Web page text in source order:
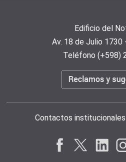
Edificio del
Av. 18 de Julio
Teléfono (+598)
Contactos institucionales